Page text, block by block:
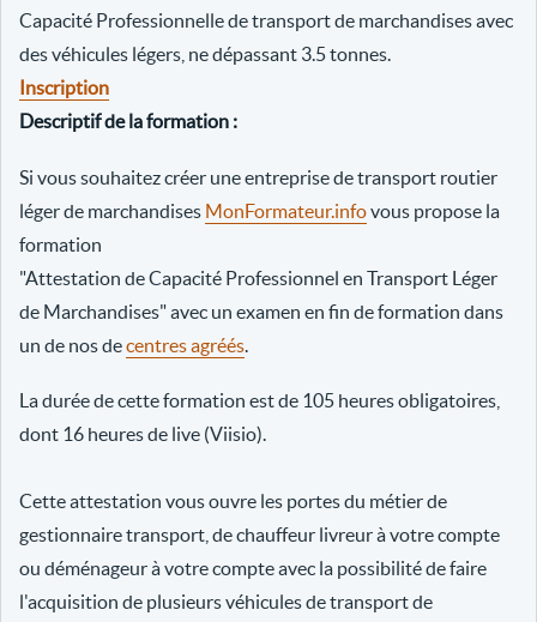
Capacité Professionnelle de transport de marchandises avec
des véhicules légers, ne dépassant 3.5 tonnes.
Inscription
Descriptif de la formation :
Si vous souhaitez créer une entreprise de transport routier
léger de marchandises MonFormateur.infovous propose la
formation
"Attestation de Capacité Professionnel en Transport Léger
de Marchandises" avec un examen en fin de formation dans
un de nos decentres agréés
La durée de cette formation est de 105 heures obligatoires,
dont 16 heures de live (Viisio).
Cette attestation vous ouvre les portes du métier de
gestionnaire transport, de chauffeur livreur à votre compte
ou déménageur à votre compte avec la possibilité de faire
l'acquisition de plusieurs véhicules de transport de